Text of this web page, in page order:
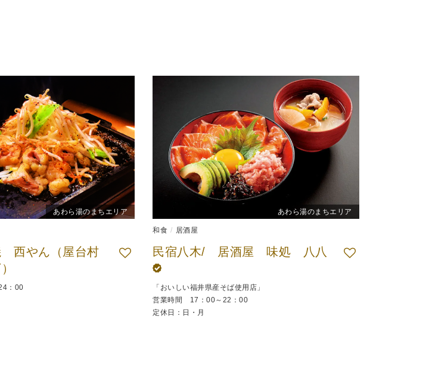
あわら湯のまちエリア
西やん（屋台村
：00
あわら湯のまちエリア
和食 居酒屋
民宿八木/ 居酒屋 味処 八八
「おいしい福井県産そば使用店」
営業時間 17：00～22：00
定休日：日・月